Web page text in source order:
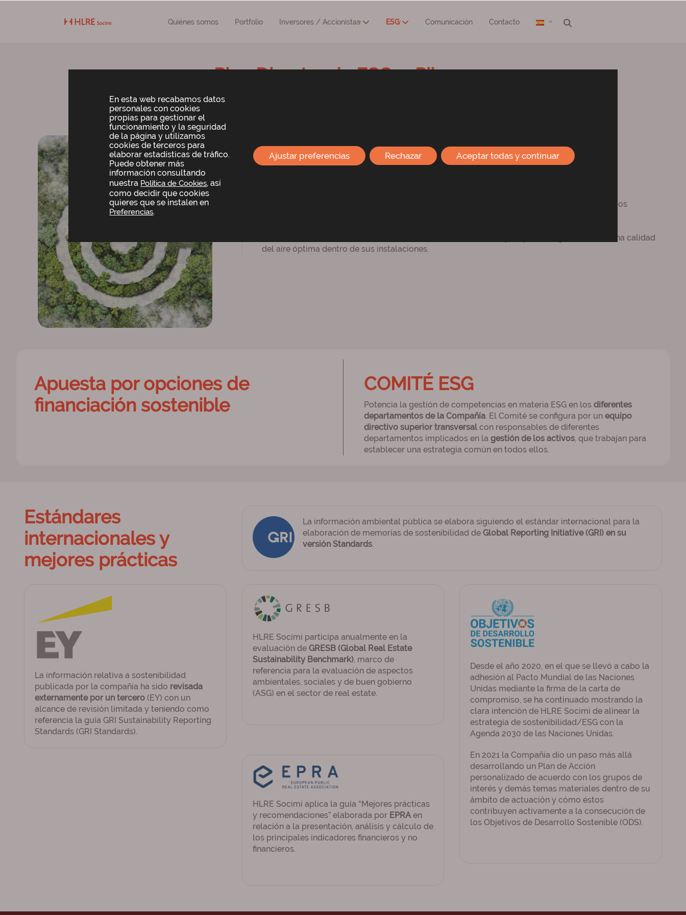
Quiénes somos Portfolio Inversores / Accionistas ESG Comunicación Contacto
Plan Director de ESG: 4 Pilares
, uso racional de los
, garantizando una calidad
del aire óptima dentro de sus instalaciones.
Apuesta por opciones de
financiación sostenible
COMITÉ ESG
Potencia la gestión de competencias en materia ESG en los diferentes
departamentos de la Compañía . El Comité se configura por un equipo
directivo superior transversal con responsables de diferentes
departamentos implicados en la gestión de los activos , que trabajan para
establecer una estrategia común en todos ellos.
Estándares
internacionales y
mejores prácticas
La información ambiental pública se elabora siguiendo el estándar internacional para la
elaboración de memorias de sostenibilidad de Global Reporting Initiative (GRI) en su
versión Standards.
La información relativa a sostenibilidad
publicada por la compañía ha sido revisada
externamente por un tercero (EY) con un
alcance de revisión limitada y teniendo como
referencia la guía GRI Sustainability Reporting
Standards (GRI Standards).
HLRE Socimi participa anualmente en la
evaluación de GRESB (Global Real Estate
Sustainability Benchmark), marco de
referencia para la evaluación de aspectos
ambientales, sociales y de buen gobierno
(ASG) en el sector de real estate.
HLRE Socimi aplica la guía “Mejores prácticas
y recomendaciones” elaborada por EPRAen
relación a la presentación, análisis y cálculo de
los principales indicadores financieros y no
financieros.
Desde el año 2020, en el que se llevó a cabo la
adhesión al Pacto Mundial de las Naciones
Unidas mediante la firma de la carta de
compromiso, se ha continuado mostrando la
clara intención de HLRE Socimi de alinear la
estrategia de sostenibilidad/ESG con la
Agenda 2030 de las Naciones Unidas.
En 2021 la Compañía dio un paso más allá
desarrollando un Plan de Acción
personalizado de acuerdo con los grupos de
interés y demás temas materiales dentro de su
ámbito de actuación y cómo éstos
contribuyen activamente a la consecución de
los Objetivos de Desarrollo Sostenible (ODS).
En esta web recabamos datos
personales con cookies
propias para gestionar el
funcionamiento y la seguridad
de la página y utilizamos
cookies de terceros para
elaborar estadísticas de tráfico.
Puede obtener más
información consultando
nuestra Política de Cookies, así
como decidir que cookies
quieres que se instalen en
Preferencias.
Aceptar todas y continuar
Rechazar
Ajustar preferencias